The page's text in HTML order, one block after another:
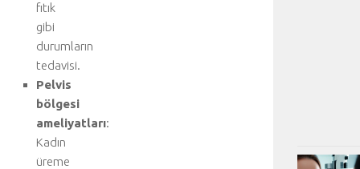
fıtık
gibi
durumların
tedavisi.
Pelvis
bölgesi
ameliyatları:
Kadın
üreme